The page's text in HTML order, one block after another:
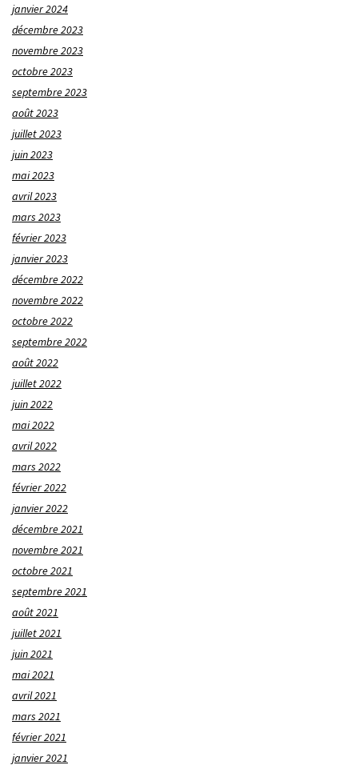
janvier 2024
décembre 2023
novembre 2023
octobre 2023
septembre 2023
août 2023
juillet 2023
juin 2023
mai 2023
avril 2023
mars 2023
février 2023
janvier 2023
décembre 2022
novembre 2022
octobre 2022
septembre 2022
août 2022
juillet 2022
juin 2022
mai 2022
avril 2022
mars 2022
février 2022
janvier 2022
décembre 2021
novembre 2021
octobre 2021
septembre 2021
août 2021
juillet 2021
juin 2021
mai 2021
avril 2021
mars 2021
février 2021
janvier 2021